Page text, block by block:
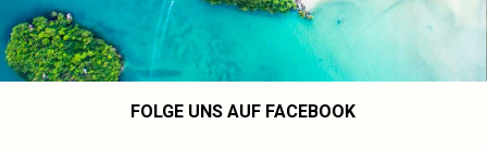
FOLGE UNS AUF FACEBOOK